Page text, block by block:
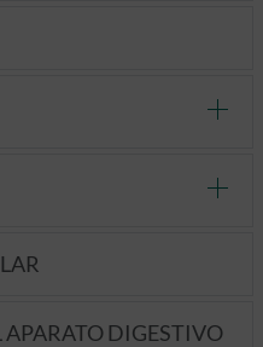
APARATO DIGESTIVO